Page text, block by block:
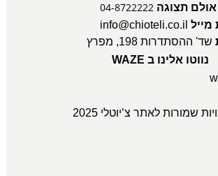
אולם תצוגה 04-8722222
מייל info@chioteli.co.il
שד' ההסתדרות 198, מפרץ
נווטו אלינו ב WAZE
כל הזכויות שמורות לאתר צ’יוטלי 2025